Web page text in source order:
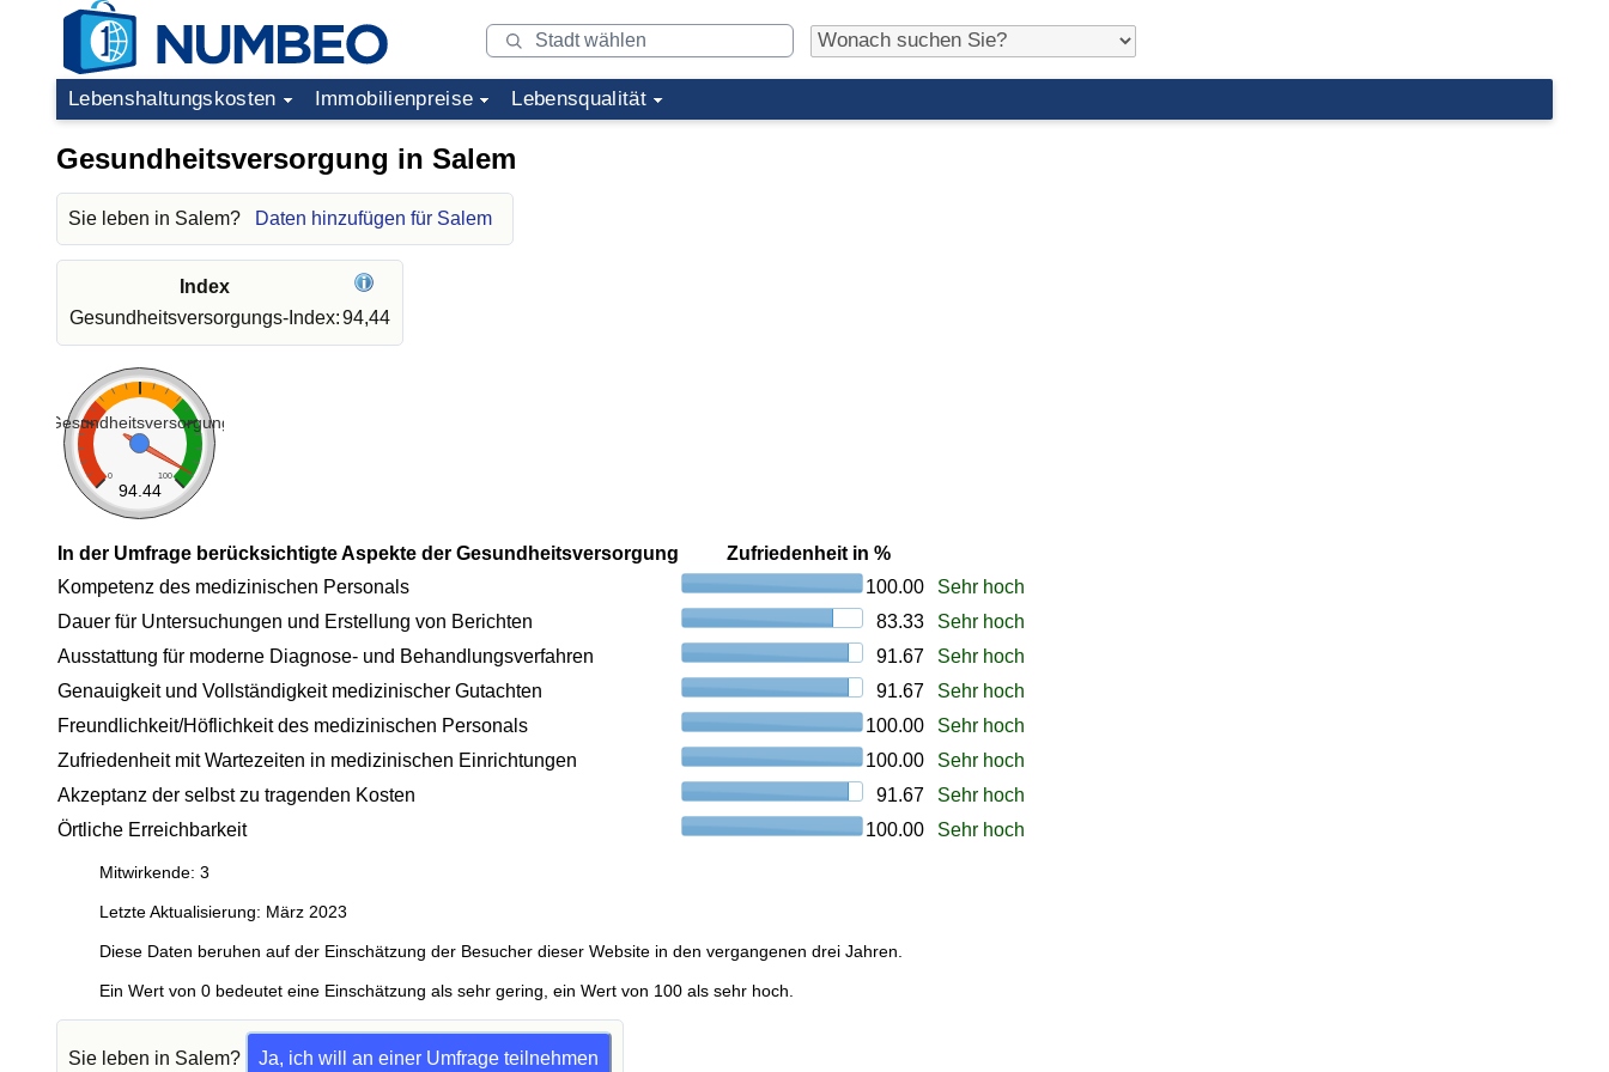
Lebenshaltungskosten Immobilienpreise Lebensqualität
Gesundheitsversorgung in Salem
Sie leben in Salem? Daten hinzufügen für Salem
Index
Gesundheitsversorgungs-Index:94,44
Gesundheitsversorgung
0 100
94.44
In der Umfrage berücksichtigte Aspekte der Gesundheitsversorgung
Zufriedenheit in %
Kompetenz des medizinischen Personals
100.00
Sehr hoch
Dauer für Untersuchungen und Erstellung von Berichten
83.33
Sehr hoch
Ausstattung für moderne Diagnose- und Behandlungsverfahren
91.67
Sehr hoch
Genauigkeit und Vollständigkeit medizinischer Gutachten
91.67
Sehr hoch
Freundlichkeit/Höflichkeit des medizinischen Personals
100.00
Sehr hoch
Zufriedenheit mit Wartezeiten in medizinischen Einrichtungen
100.00
Sehr hoch
Akzeptanz der selbst zu tragenden Kosten
91.67
Sehr hoch
Örtliche Erreichbarkeit
100.00 Sehr hoch
Mitwirkende: 3
Letzte Aktualisierung: März 2023
Diese Daten beruhen auf der Einschätzung der Besucher dieser Website in den vergangenen drei Jahren.
Ein Wert von 0 bedeutet eine Einschätzung als sehr gering, ein Wert von 100 als sehr hoch.
Sie leben in Salem? Ja, ich will an einer Umfrage teilnehmen